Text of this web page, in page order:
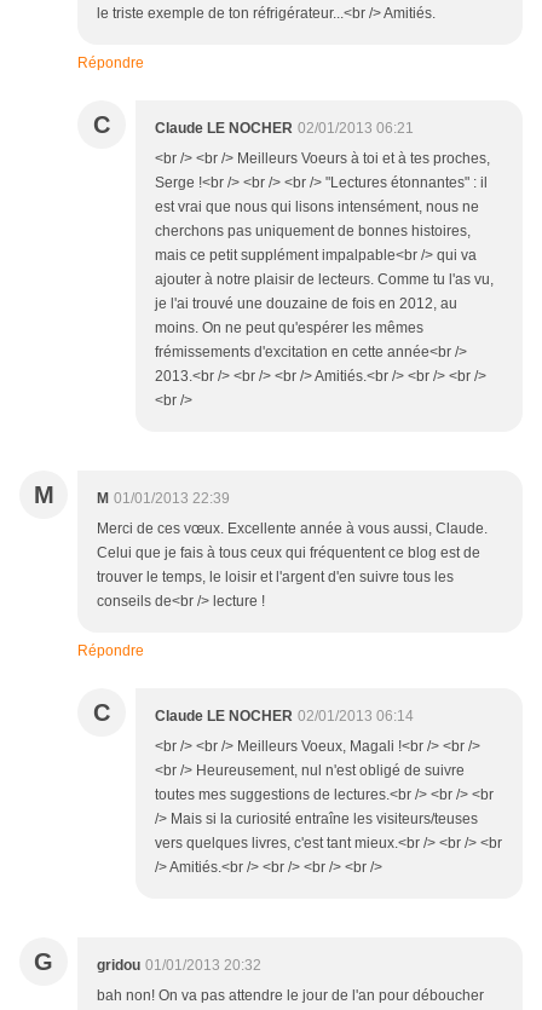
le triste exemple de ton réfrigérateur...<br /> Amitiés.
Répondre
C Claude LE NOCHER 02/01/2013 06:21
<br /> <br /> Meilleurs Voeurs à toi et à tes proches,
Serge !<br /> <br /> <br /> "Lectures étonnantes" : il
est vrai que nous qui lisons intensément, nous ne
cherchons pas uniquement de bonnes histoires,
mais ce petit supplément impalpable<br /> qui va
ajouter à notre plaisir de lecteurs. Comme tu l'as vu,
je l'ai trouvé une douzaine de fois en 2012, au
moins. On ne peut qu'espérer les mêmes
frémissements d'excitation en cette année<br />
2013.<br /> <br /> <br /> Amitiés.<br /> <br /> <br />
<br />
M M 01/01/2013 22:39
Merci de ces vœux. Excellente année à vous aussi, Claude.
Celui que je fais à tous ceux qui fréquentent ce blog est de
trouver le temps, le loisir et l'argent d'en suivre tous les
conseils de<br /> lecture !
Répondre
C Claude LE NOCHER 02/01/2013 06:14
<br /> <br /> Meilleurs Voeux, Magali !<br /> <br />
<br /> Heureusement, nul n'est obligé de suivre
toutes mes suggestions de lectures.<br /> <br /> <br
/> Mais si la curiosité entraîne les visiteurs/teuses
vers quelques livres, c'est tant mieux.<br /> <br /> <br
/> Amitiés.<br /> <br /> <br /> <br />
G gridou 01/01/2013 20:32
bah non! On va pas attendre le jour de l'an pour déboucher